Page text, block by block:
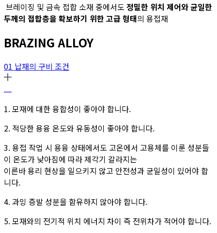
브레이징 및 금속 접합 소재 중에서도 정밀한 위치 제어와 균일한
두께의 접합층을 확보하기 위한 고급 형태의 용접재
BRAZING ALLOY
01 납재의 구비 조건
1. 모재에 대한 융합성이 좋아야 합니다.
2. 적당한 용융 온도와 유동성이 좋아야 합니다.
3. 용접 작업 시 용융 상태에서도 고온에서 고용체를 이룬 성분들
이 온도가 낮아짐에 따라 제각기 갈라지는
이른바 용리 현상을 일으키지 않고 안전성과 균일성이 있어야 합
니다.
4. 과잉 증발 성분을 함유하지 않아야 합니다.
5. 모재와의 전기적 위치 에너지 차이 즉 전위차가 적어야 합니다.